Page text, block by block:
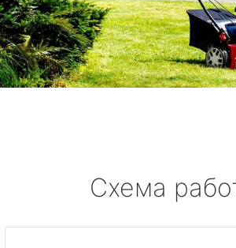
Схема